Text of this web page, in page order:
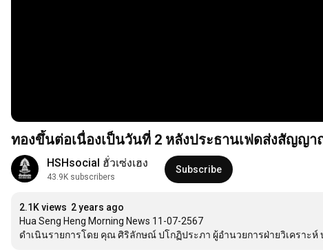
ทองขึ้นต่อเนื่องเป็นวันที่ 2 หลังประธานเฟดส่งสัญญ
HSHsocial ฮั่วเซ่งเฮง
43.9K subscribers
Subscribe
2.1K views 2 years ago
Hua Seng Heng Morning News 11-07-2567
ดำเนินรายการโดย คุณ ศิริลักษณ์ ปโกฏิประภา ผู้อำนวยการฝ่ายวิเคราะห์